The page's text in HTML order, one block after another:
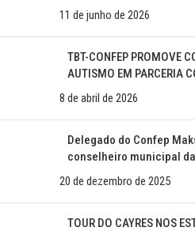
11 de junho de 2026
TBT-CONFEP PROMOVE
AUTISMO EM PARCERIA
8 de abril de 2026
Delegado do Confep
conselheiro municipal
20 de dezembro de 2025
TOUR DO CAYRES NOS